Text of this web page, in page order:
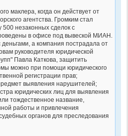
маклера, когда он действует от
агентства. Громким стал
500 незаконных сделок с
в офисе под вывеской МИАН.
деньгами, а компания пострадала от
руководителя юридической
Павла Каткова, защитить
можно при помощи юридического
регистрации прав;
выявления нарушителей;
юридических лиц для выявления
тождественное название,
работы и привлечения
органов для преследования